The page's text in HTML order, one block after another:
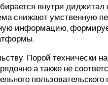
внутри
снижают умственную
информацию,
Порой технически
а также не
пользовательского